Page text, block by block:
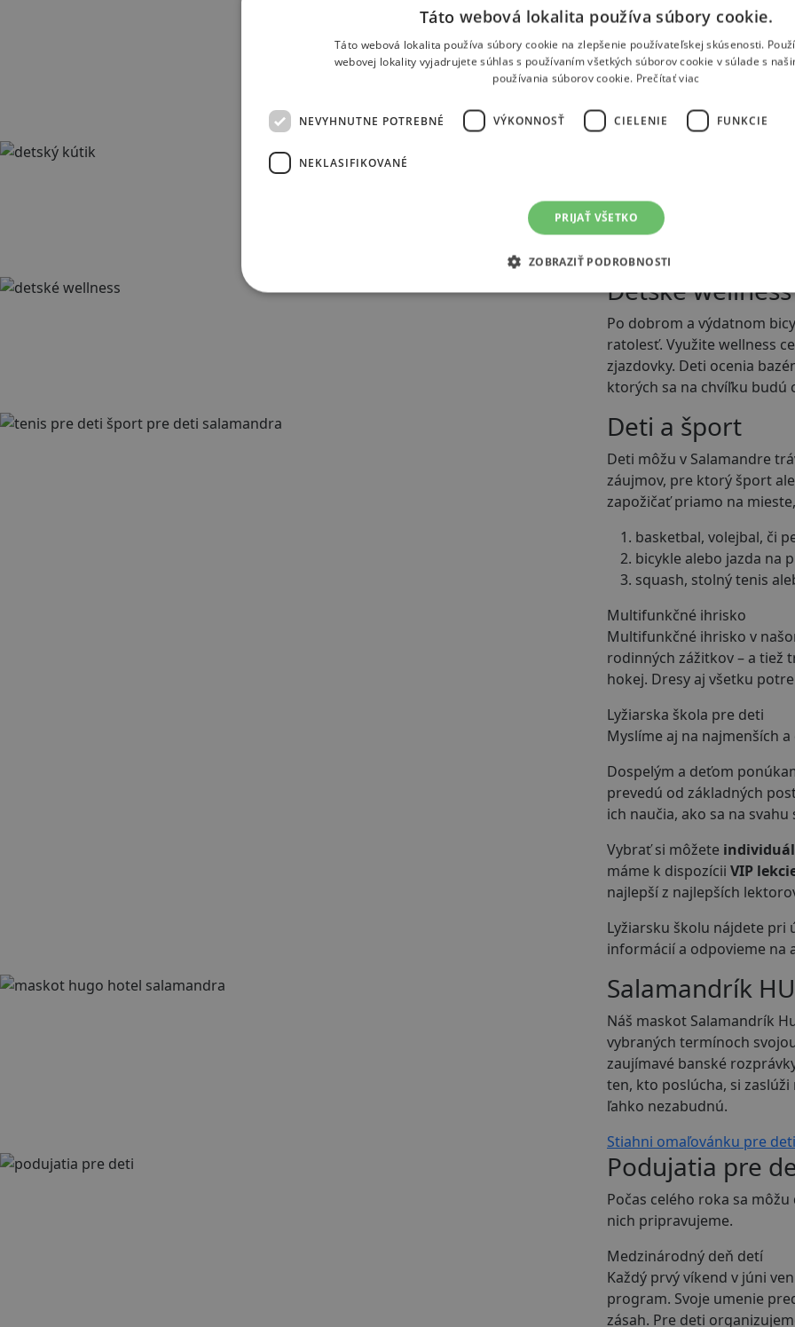
Detské ihrisko
Hojdačky, šmykľavky,
hlavne v lete. Ihrisko sa
vášmu drobcovi zunuje
detskom ihrisku, kde
Farbičky, maľovanky,
hotela Salamandra.
na hry je nadštandardný.
Detské wellness
Po dobrom a výdatnom
ratolesť. Využite wellness
zjazdovky. Deti ocenia
ktorých sa na chvíľku budú
Deti a šport
Deti môžu v Salamandre
záujmov, pre ktorý šport
zapožičať priamo na
basketbal, volejbal, či
bicykle alebo jazda na
squash, stolný tenis
Multifunkčné ihrisko
Multifunkčné ihrisko v
rodinných zážitkov – a tiež
hokej. Dresy aj všetku
Lyžiarska škola pre deti
Myslíme aj na najmenších
Dospelým a deťom
prevedú od základných
ich naučia, ako sa na
Vybrať si môžete
máme k dispozícii VIP
najlepší z najlepších
Lyžiarsku školu nájdete pri
informácií a odpovieme na
Salamandrík
Náš maskot Salamandrík
vybraných termínoch
zaujímavé banské
ten, kto poslúcha, si
ľahko nezabudnú.
Stiahni omaľovánku pre deti
Podujatia pre
Počas celého roka sa
nich pripravujeme.
Medzinárodný deň detí
Každý prvý víkend v júni
program. Svoje umenie
zásah. Pre deti
Táto webová lokalita používa súbory cookie.
Táto webová lokalita používa súbory cookie na zlepšenie používateľskej skúsenosti.
webovej lokality vyjadrujete súhlas s používaním všetkých súborov cookie v súlade s
používania súborov cookie. Prečítať viac
NEVYHNUTNE POTREBNÉ VÝKONNOSŤ CIELENIE FUNKCIE
NEKLASIFIKOVANÉ
PRIJAŤ VŠETKO
ZOBRAZIŤ PODROBNOSTI